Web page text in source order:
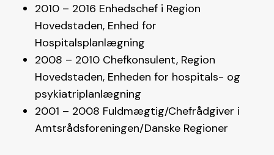
2010 – 2016 Enhedschef i Region
Hovedstaden, Enhed for
Hospitalsplanlægning
2008 – 2010 Chefkonsulent, Region
Hovedstaden, Enheden for hospitals- og
psykiatriplanlægning
2001 – 2008 Fuldmægtig/Chefrådgiver i
Amtsrådsforeningen/Danske Regioner